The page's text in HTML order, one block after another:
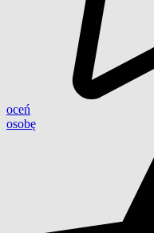
oceń
osobę